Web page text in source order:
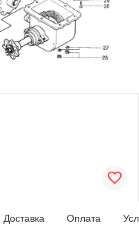
Доставка Оплата